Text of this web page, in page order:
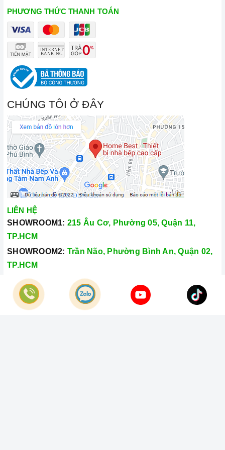
Đến với Home Best, chúng tôi tự hào cung cấp đến khách hàng
về chất lượng và nguồn gốc sản phẩm chính hãng. Chúng tôi tự
tin mang đến cho quý khách hàng dịch vụ chăm sóc khách
hàng tận tâm và chính sách bảo hành, hậu mãi chuyên nghiệp
nhất.
Xem thêm tại đây: Home Best Care - Trung tâm bảo trì, sửa
chữa thiết bị nhà bếp cao cấp
PHƯƠNG THỨC THANH TOÁN
CHÚNG TÔI Ở ĐÂY
LIÊN HỆ
SHOWROOM1: 215 Âu Cơ, Phường 05, Quận 11,
TP.HCM
SHOWROOM2: Trần Não, Phường Bình An, Quận 02,
TP.HCM
Hotline:
028.66.79.8989
Khiếu nại: 0933.800.899